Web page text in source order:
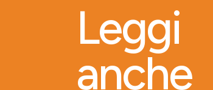
Leggi
anche